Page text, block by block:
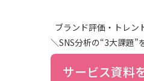
ブランド評価・トレン
＼SNS分析の“3大課題”
サービス資料